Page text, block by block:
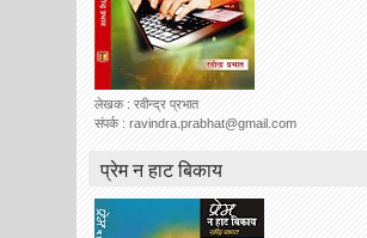
लेखक : रवीन्द्र प्रभात
संपर्क : ravindra.prabhat@gmail.com
प्रेम न हाट बिकाय